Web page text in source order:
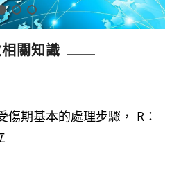
關知識
傷期基本的處理步驟， R：